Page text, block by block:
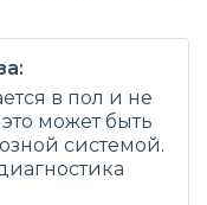
в пол и не
может быть
системой.